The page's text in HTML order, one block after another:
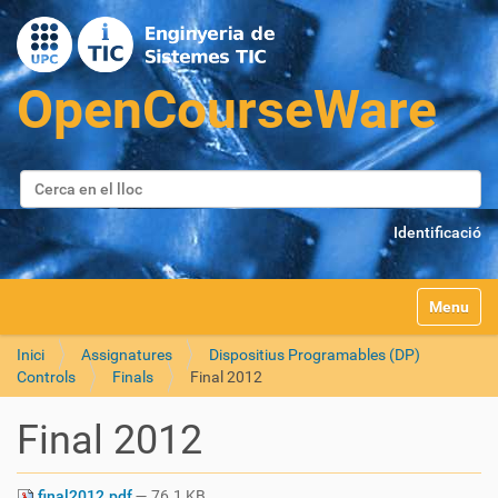
Cerca
Cerca avançada…
Identificació
Toggle
Inici Assignatures
Dispositius Programables (DP)
Controls
Finals Final 2012
Final 2012